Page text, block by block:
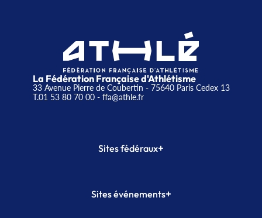
La Fédération Française d'Athlétisme
33 Avenue Pierre de Coubertin - 75640 Paris Cedex 13
T.01 53 80 70 00- ffa@athle.fr
Sites fédéraux+
Plateforme Formation
Sites événements+